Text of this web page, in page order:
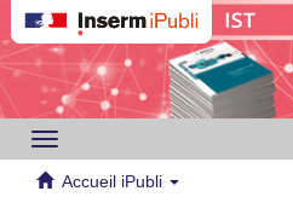
Toggle
navigation
Accueil iPubli